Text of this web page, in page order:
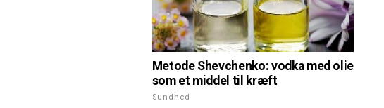
Metode Shevchenko: vodka med olie
som et middel til kræft
Sundhed